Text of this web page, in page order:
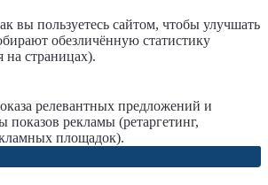
вы пользуетесь сайтом, чтобы улучшать
обезличённую статистику
страницах).
релевантных предложений и
показов рекламы (ретаргетинг,
площадок).